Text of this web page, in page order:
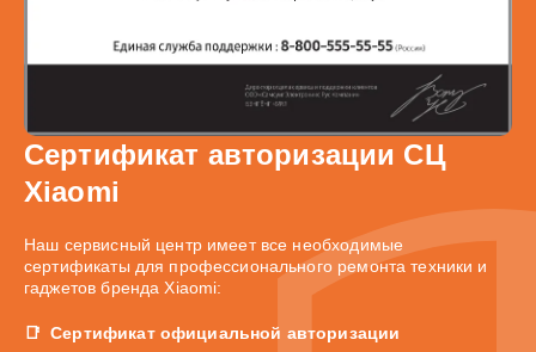
Сертификат авторизации СЦ
Xiaomi
Наш сервисный центр имеет все необходимые
сертификаты для профессионального ремонта техники и
гаджетов бренда Xiaomi:
Сертификат официальной авторизации